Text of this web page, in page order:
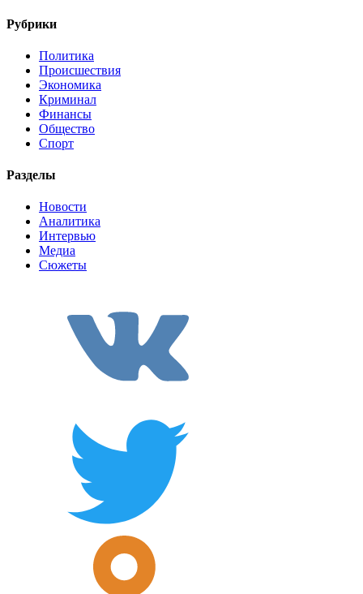
Рубрики
Политика
Происшествия
Экономика
Криминал
Финансы
Общество
Спорт
Разделы
Новости
Аналитика
Интервью
Медиа
Сюжеты